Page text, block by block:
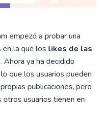
empezó a probar una
en la que los likes de las
. Ahora ya ha decidido
que los usuarios pueden
publicaciones, pero
usuarios tienen en